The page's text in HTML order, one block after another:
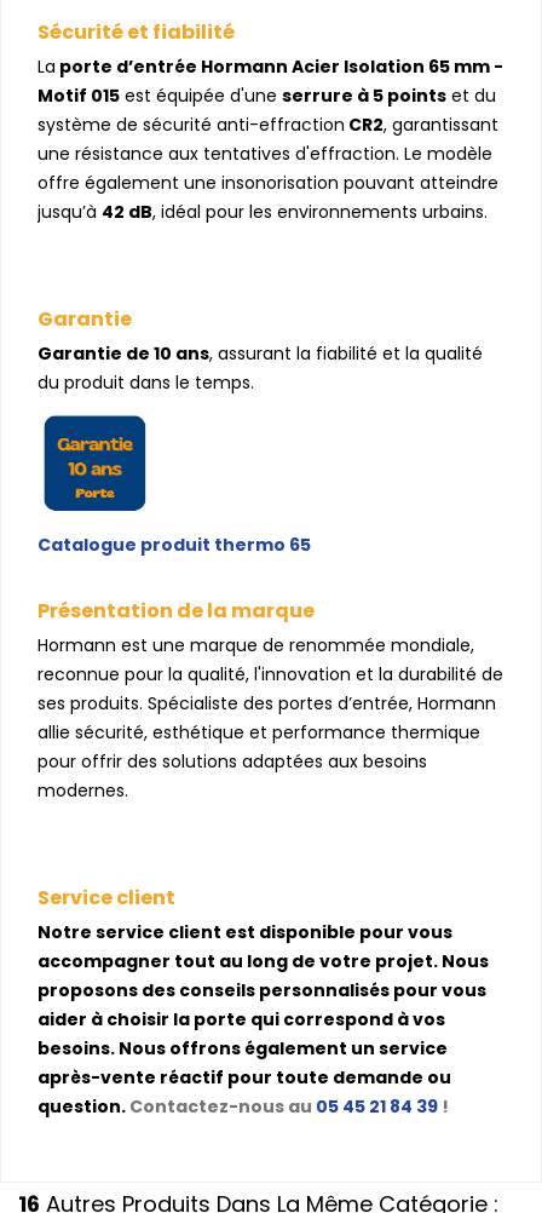
Sécurité et fiabilité
La porte d’entrée Hormann Acier Isolation 65 mm -
Motif 015 est équipée d'une serrure à 5 points et du
système de sécurité anti-effraction CR2, garantissant
une résistance aux tentatives d'effraction. Le modèle
offre également une insonorisation pouvant atteindre
jusqu’à 42 dB, idéal pour les environnements urbains.
Garantie
Garantie de 10 ans, assurant la fiabilité et la qualité
du produit dans le temps.
Catalogue produit thermo 65
Présentation de la marque
Hormann est une marque de renommée mondiale,
reconnue pour la qualité, l'innovation et la durabilité de
ses produits. Spécialiste des portes d’entrée, Hormann
allie sécurité, esthétique et performance thermique
pour offrir des solutions adaptées aux besoins
modernes.
Service client
Notre service client est disponible pour vous
accompagner tout au long de votre projet. Nous
proposons des conseils personnalisés pour vous
aider à choisir la porte qui correspond à vos
besoins. Nous offrons également un service
après-vente réactif pour toute demande ou
question. Contactez-nous au 05 45 21 84 39 !
16 Autres Produits Dans La Même Catégorie :